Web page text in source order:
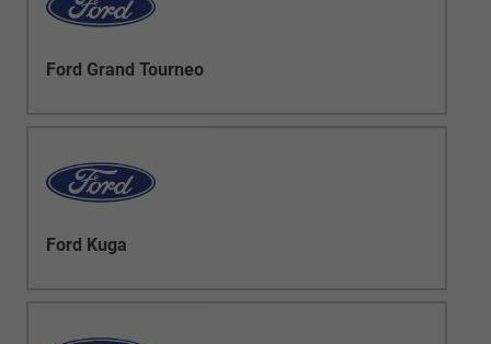
Ford Grand Tourneo
Ford Kuga